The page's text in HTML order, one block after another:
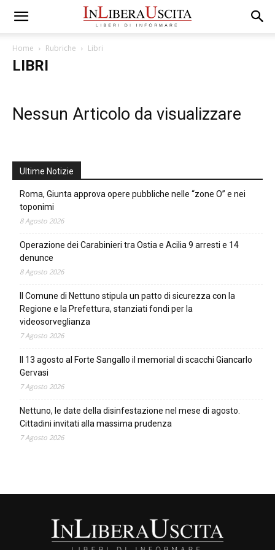
Home Rubriche Libri
LIBRI
Nessun Articolo da visualizzare
Ultime Notizie
Roma, Giunta approva opere pubbliche nelle “zone O” e nei
toponimi
8 Agosto 2026
Operazione dei Carabinieri tra Ostia e Acilia 9 arresti e 14
denunce
8 Agosto 2026
Il Comune di Nettuno stipula un patto di sicurezza con la
Regione e la Prefettura, stanziati fondi per la
videosorveglianza
7 Agosto 2026
Il 13 agosto al Forte Sangallo il memorial di scacchi Giancarlo
Gervasi
7 Agosto 2026
Nettuno, le date della disinfestazione nel mese di agosto.
Cittadini invitati alla massima prudenza
7 Agosto 2026